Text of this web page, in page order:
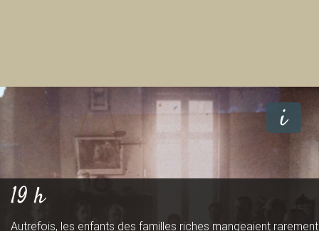
19 h
Autrefois, les enfants des familles riches mangeaient rarement
i